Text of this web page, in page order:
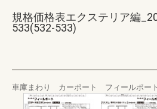
規格価格表エクステリア編
533(532-533)
車庫まわり カーポート フィールポート